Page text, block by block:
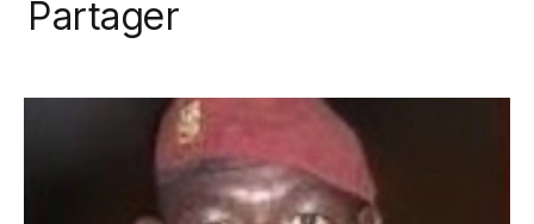
o
itt
A
p
p
g
er
Partager